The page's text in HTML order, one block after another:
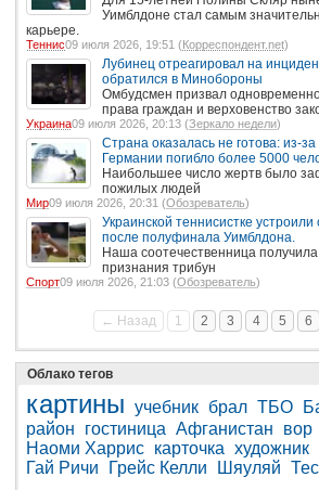
Уимблдоне стал самым
карьере.
Теннис09 июля 2026, 19:51 (Корреспондент.net)
Лубинец отреагировал на
обратился в Минобороны
Омбудсмен призвал
права граждан и верховенство
Украина09 июля 2026, 20:13 (Зеркало недели)
Страна оказалась не готова: из-
Германии погибло более 5000
Наибольшее число жертв было
пожилых людей
Мир09 июля 2026, 20:31 (Обозреватель)
Украинской теннисистке
после полуфинала Уимблдона.
Наша соотечественница
признания трибун
Спорт09 июля 2026, 21:03 (Обозреватель)
← Назад 1 2 3 4 5 6
Облако тегов
картины учебник брал ТБО
район
гостиница Афганистан вор
Наоми Харрис карточка художник
Гай Ричи
Грейс Келли Шяуляй